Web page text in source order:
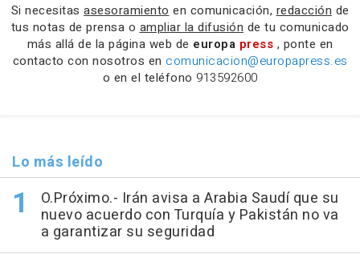
Si necesitas asesoramiento en comunicación, redacción de
tus notas de prensa o ampliar la difusión de tu comunicado
más allá de la página web de europa press , ponte en
contacto con nosotros en comunicacion@europapress.es
o en el teléfono 913592600
Lo más leído
O.Próximo.- Irán avisa a Arabia Saudí que su
nuevo acuerdo con Turquía y Pakistán no va
a garantizar su seguridad